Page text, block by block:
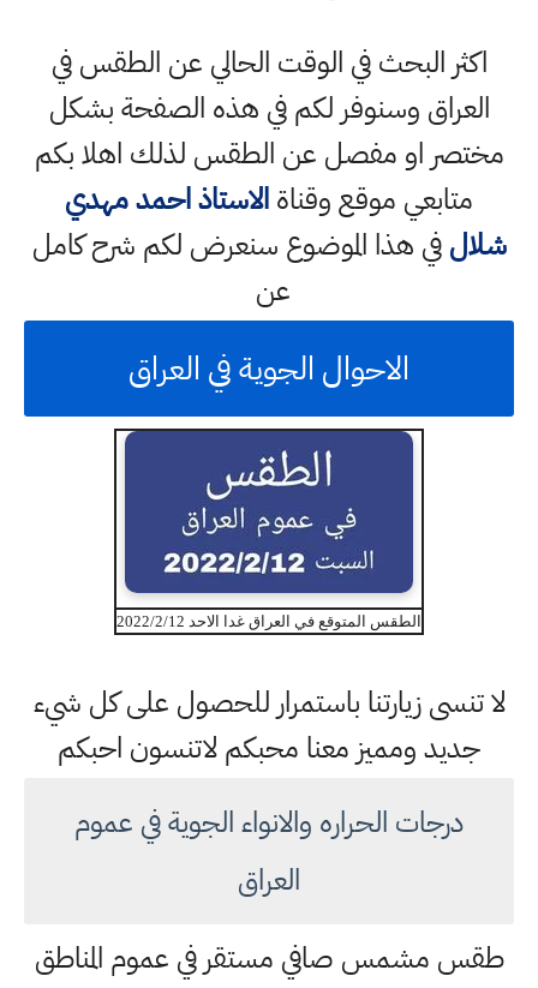
اكثر البحث في الوقت الحالي عن الطقس في
العراق وسنوفر لكم في هذه الصفحة بشكل
مختصر او مفصل عن الطقس لذلك اهلا بكم
متابعي موقع وقناةالاستاذ احمد مهدي
شلالفي هذا الموضوع سنعرض لكم شرح كامل
عن
الاحوال الجوية في العراق
الطقس المتوقع في العراق غدا الاحد 2022/2/12
لا تنسى زيارتنا باستمرار للحصول على كل شيء
جديد ومميز معنا محبكم لاتنسون احبكم
درجات الحراره والانواء الجوية في عموم
العراق
طقس مشمس صافي مستقر في عموم المناطق